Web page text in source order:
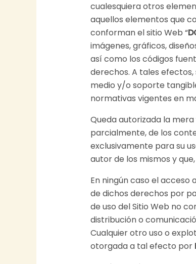
cualesquiera otros
aquellos elementos que
conforman el sitio Web “
imágenes, gráficos,
así como los códigos
derechos. A tales
medio y/o soporte
normativas vigentes en
Queda autorizada la
parcialmente, de los
exclusivamente para su
autor de los mismos y
En ningún caso el acceso
de dichos derechos por
de uso del Sitio Web no
distribución o
Cualquier otro uso o
otorgada a tal efecto por